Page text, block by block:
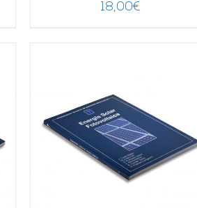
18,00€